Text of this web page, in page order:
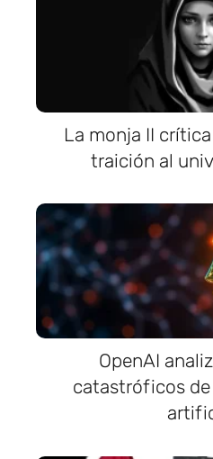
La monja II
traición al
OpenAI
catastróficos